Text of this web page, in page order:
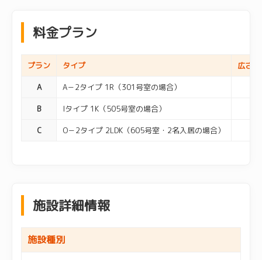
料金プラン
プラン タイプ 広さ
A A－2タイプ 1R（301号室の場合）
B Iタイプ 1K（505号室の場合）
C O－2タイプ 2LDK（605号室・2名入居の場合）
施設詳細情報
施設種別